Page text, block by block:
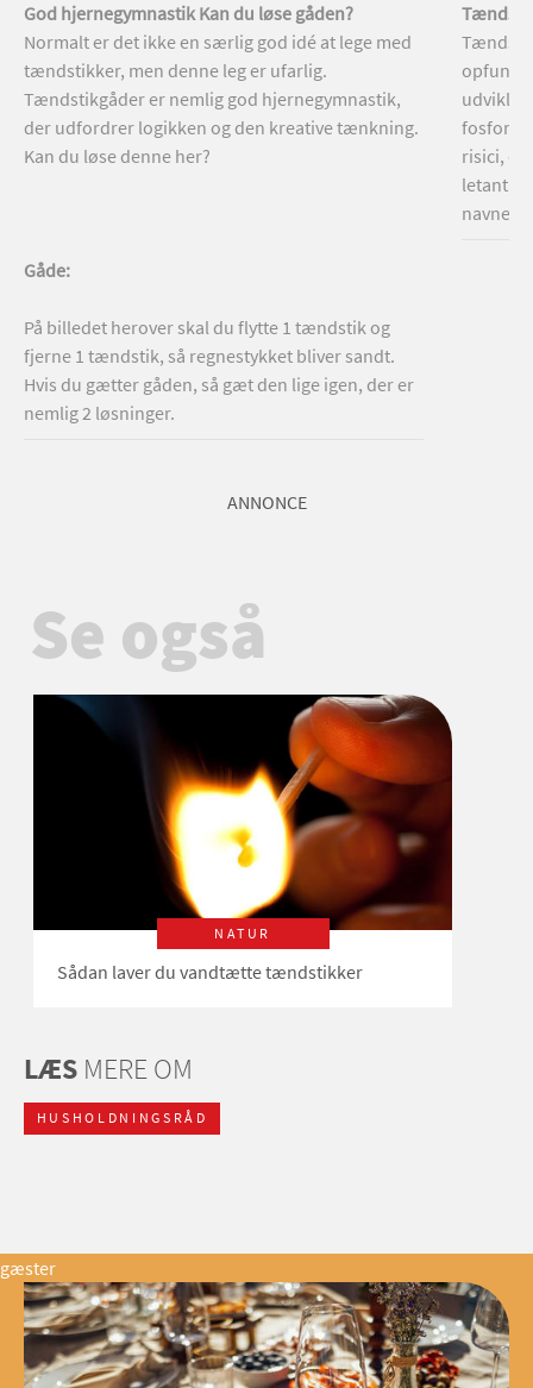
God hjernegymnastik Kan du løse gåden?
Normalt er det ikke en særlig god idé at lege med
tændstikker, men denne leg er ufarlig.
Tændstikgåder er nemlig god hjernegymnastik,
der udfordrer logikken og den kreative tænkning.
Kan du løse denne her?
Gåde:
På billedet herover skal du flytte 1 tændstik og
fjerne 1 tændstik, så regnestykket bliver sandt.
Hvis du gætter gåden, så gæt den lige igen, der er
nemlig 2 løsninger.
udvikler
risici,
navnet
ANNONCE
Se også
NATUR
Sådan laver du vandtætte tændstikker
LÆS MERE OM
HUSHOLDNINGSRÅD
gæster